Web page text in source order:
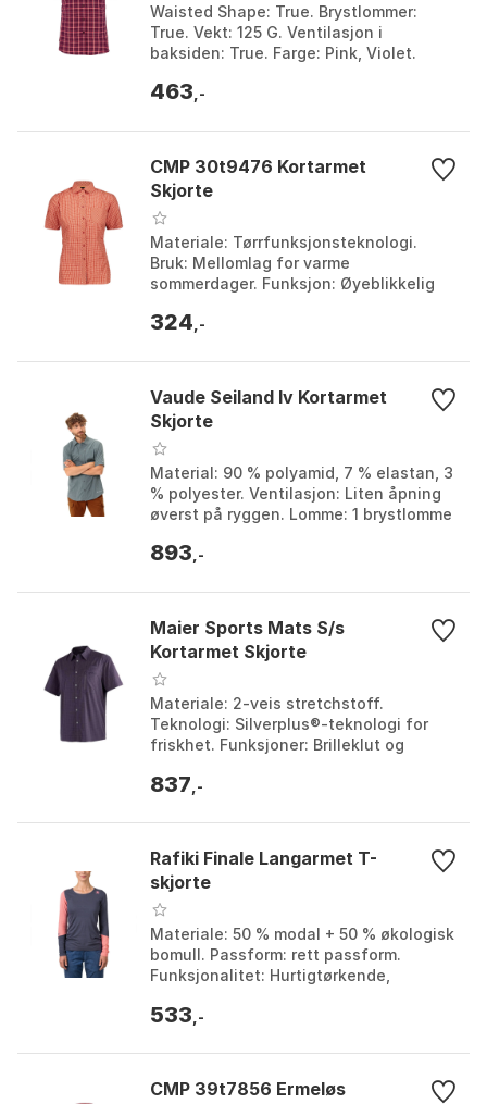
Waisted Shape: True. Brystlommer:
True. Vekt: 125 G. Ventilasjon i
baksiden: True. Farge: Pink, Violet.
463 ,-
CMP 30t9476 Kortarmet
Skjorte
Materiale: Tørrfunksjonsteknologi.
Bruk: Mellomlag for varme
sommerdager. Funksjon: Øyeblikkelig
luktbehandling. Farge: Scarl...
324 ,-
Vaude Seiland Iv Kortarmet
Skjorte
Material: 90 % polyamid, 7 % elastan, 3
% polyester. Ventilasjon: Liten åpning
øverst på ryggen. Lomme: 1 brystlomme
mass...
893 ,-
Maier Sports Mats S/s
Kortarmet Skjorte
Materiale: 2-veis stretchstoff.
Teknologi: Silverplus®-teknologi for
friskhet. Funksjoner: Brilleklut og
Dryprotec for rask tørki...
837 ,-
Rafiki Finale Langarmet T-
skjorte
Materiale: 50 % modal + 50 % økologisk
bomull. Passform: rett passform.
Funksjonalitet: Hurtigtørkende,
GOTS-sertifisert. Fa...
533 ,-
CMP 39t7856 Ermeløs